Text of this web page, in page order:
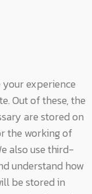
experience
Out of these, the
are stored on
the working of
also use third-
understand how
be stored in